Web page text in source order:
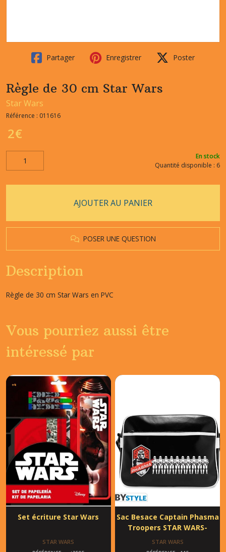
Partager Enregistrer Poster
Règle de 30 cm Star Wars
Star Wars
Référence : 011616
2€
En stock
Quantité disponible : 6
AJOUTER AU PANIER
POSER UNE QUESTION
Description
Règle de 30 cm Star Wars en PVC
Vous pourriez aussi être
intéressé par
Set écriture Star Wars
STAR WARS
Sac Besace Captain Phasma
Troopers STAR WARS-
STAR WARS